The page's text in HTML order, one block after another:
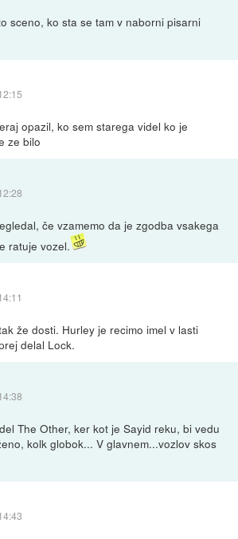
sceno, ko sta se tam v naborni pisarni
opazil, ko sem starega videl ko je
ze bilo
če vzamemo da je zgodba vsakega
ratuje vozel.
že dosti. Hurley je recimo imel v lasti
delal Lock.
The Other, ker kot je Sayid reku, bi vedu
kolk globok... V glavnem...vozlov skos